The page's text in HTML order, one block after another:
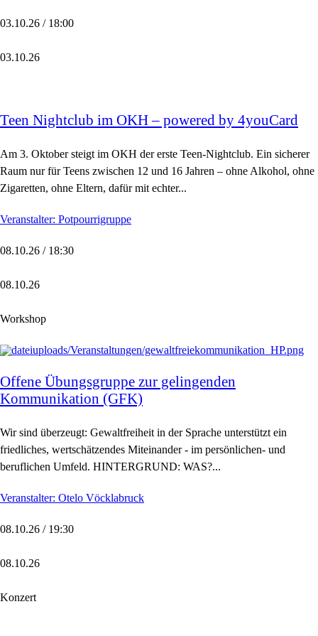
03.10.26 / 18:00
03.10.26
Teen Nightclub im OKH – powered by 4youCard
Am 3. Oktober steigt im OKH der erste Teen-Nightclub. Ein sicherer
Raum nur für Teens zwischen 12 und 16 Jahren – ohne Alkohol, ohne
Zigaretten, ohne Eltern, dafür mit echter...
Veranstalter: Potpourrigruppe
08.10.26 / 18:30
08.10.26
Workshop
Offene Übungsgruppe zur gelingenden
Kommunikation (GFK)
Wir sind überzeugt: Gewaltfreiheit in der Sprache unterstützt ein
friedliches, wertschätzendes Miteinander - im persönlichen- und
beruflichen Umfeld. HINTERGRUND: WAS?...
Veranstalter: Otelo Vöcklabruck
08.10.26 / 19:30
08.10.26
Konzert